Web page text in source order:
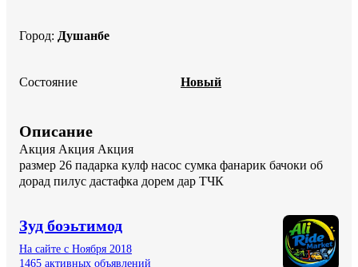
Город: Душанбе
Состояние Новый
Описание
Акция Акция Акция
размер 26 падарка кулф насос сумка фанарик бачоки об
дорад пилус дастафка дорем дар ТЧК
Зуд боэьтимод
На сайте с Ноября 2018
1465 активных объявлений